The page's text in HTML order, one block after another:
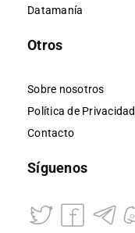
Datamanía
Otros
Sobre nosotros
Política de Privacidad
Contacto
Síguenos